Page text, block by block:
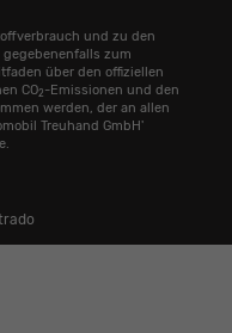
und zu den
zum
über den offiziellen
CO2 -Emissionen und den
werden, der an allen
Treuhand GmbH'